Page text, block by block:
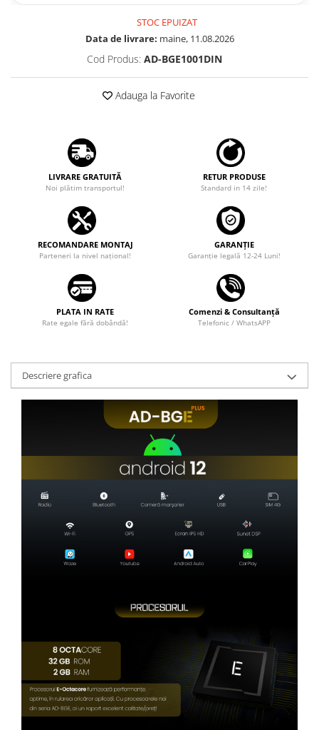
STOC EPUIZAT
Data de livrare: maine, 11.08.2026
Cod Produs: AD-BGE1001DIN
Adauga la Favorite
LIVRARE GRATUITĂ
Noi plătim transportul!
RETUR PRODUSE
Standard in 14 zile!
RECOMANDARE MONTAJ
Parteneri la nivel național!
GARANȚIE
Garanţie legală 12-24 Luni!
PLATA IN RATE
Rate egale fără dobândă!
Comenzi & Consultanță
Telefonic / WhatsAPP
Descriere grafica